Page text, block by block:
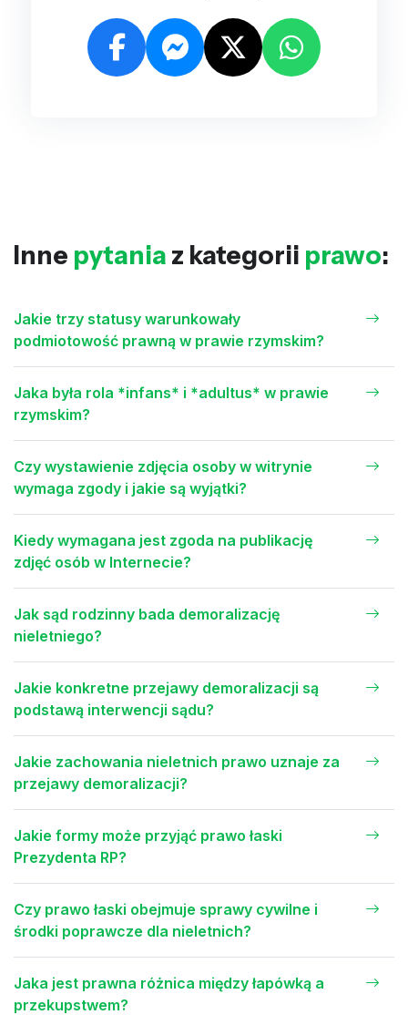
Inne pytania z kategorii prawo:
Jakie trzy statusy warunkowały
podmiotowość prawną w prawie rzymskim?
Jaka była rola *infans* i *adultus* w prawie
rzymskim?
Czy wystawienie zdjęcia osoby w witrynie
wymaga zgody i jakie są wyjątki?
Kiedy wymagana jest zgoda na publikację
zdjęć osób w Internecie?
Jak sąd rodzinny bada demoralizację
nieletniego?
Jakie konkretne przejawy demoralizacji są
podstawą interwencji sądu?
Jakie zachowania nieletnich prawo uznaje za
przejawy demoralizacji?
Jakie formy może przyjąć prawo łaski
Prezydenta RP?
Czy prawo łaski obejmuje sprawy cywilne i
środki poprawcze dla nieletnich?
Jaka jest prawna różnica między łapówką a
przekupstwem?